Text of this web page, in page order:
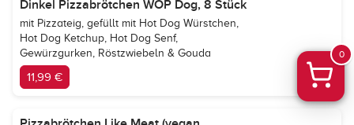
Dinkel Pizzabrötchen WOP Dog, 8 Stück
mit Pizzateig, gefüllt mit Hot Dog Würstchen,
Hot Dog Ketchup, Hot Dog Senf,
Gewürzgurken, Röstzwiebeln & Gouda
11,99 €
0